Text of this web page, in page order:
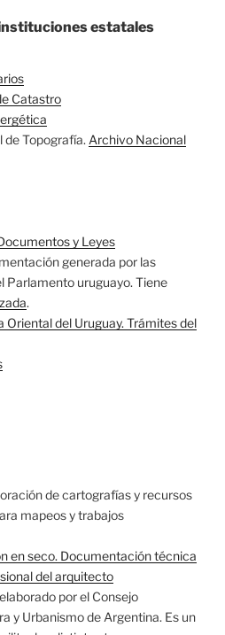
estatales
Catastro
de Topografía.Archivo Nacional
y Leyes
generada por las
Parlamento uruguayo. Tiene
.
Oriental del Uruguay. Trámites del
de cartografías y recursos
mapeos y trabajos
en seco. Documentación técnica
del arquitecto
por el Consejo
y Urbanismo de Argentina. Es un